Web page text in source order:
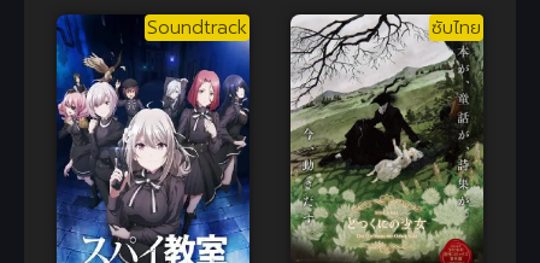
ดิน ภาค 2
ภาค 3
Soundtrack ซับไทย